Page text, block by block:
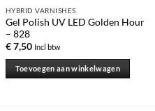
HYBRID VARNISHES
Gel Polish UV LED Golden Hour
– 828
€7,50 Incl btw
Toevoegen aan winkelwagen